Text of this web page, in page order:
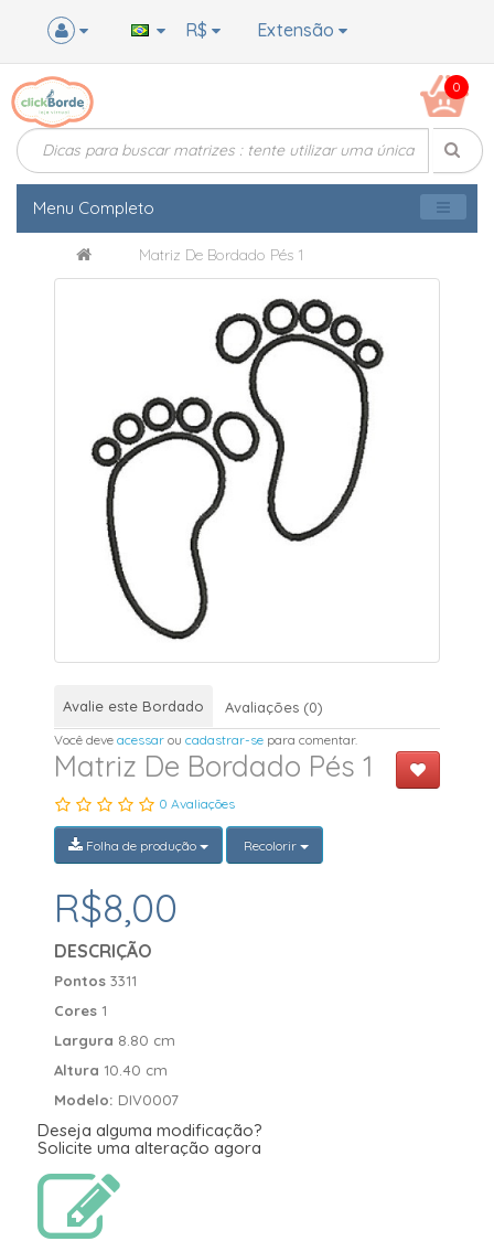
Extensão
R$
0
Menu Completo
Matriz De Bordado Pés 1
Avalie este Bordado Avaliações (0)
Você deveacessar oucadastrar-se para comentar.
Matriz De Bordado Pés 1
0 Avaliações
Folha de produção Recolorir
R$8,00
DESCRIÇÃO
Pontos3311
Cores 1
Largura 8.80 cm
Altura 10.40 cm
Modelo: DIV0007
Deseja alguma modificação?
Solicite uma alteração agora